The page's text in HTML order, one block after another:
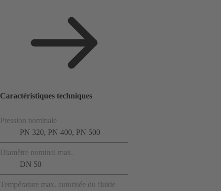
Caractéristiques techniques
Pression nominale
PN 320, PN 400, PN 500
Diamètre nominal max.
DN 50
Température max. autorisée du fluide